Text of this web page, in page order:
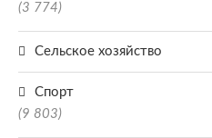
(3 774)
Сельское хозяйство
Спорт
(9 803)